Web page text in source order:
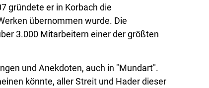
gründete er in Korbach die
übernommen wurde. Die
3.000 Mitarbeitern einer der größten
und Anekdoten, auch in "Mundart".
könnte, aller Streit und Hader dieser